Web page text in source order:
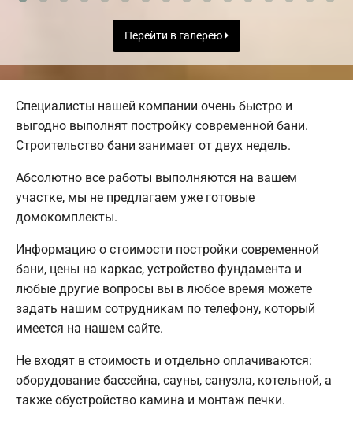
Перейти в галерею
Специалисты нашей компании очень быстро и
выгодно выполнят постройку современной бани.
Строительство бани занимает от двух недель.
Абсолютно все работы выполняются на вашем
участке, мы не предлагаем уже готовые
домокомплекты.
Информацию о стоимости постройки современной
бани, цены на каркас, устройство фундамента и
любые другие вопросы вы в любое время можете
задать нашим сотрудникам по телефону, который
имеется на нашем сайте.
Не входят в стоимость и отдельно оплачиваются:
оборудование бассейна, сауны, санузла, котельной, а
также обустройство камина и монтаж печки.